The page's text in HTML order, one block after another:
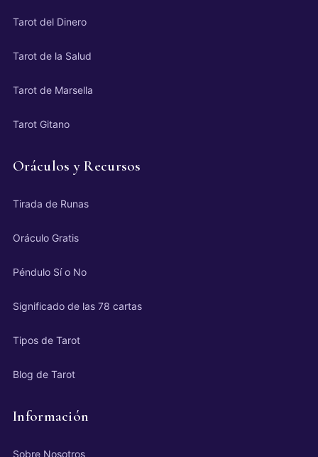
Tarot del Dinero
Tarot de la Salud
Tarot de Marsella
Tarot Gitano
Oráculos y Recursos
Tirada de Runas
Oráculo Gratis
Péndulo Sí o No
Significado de las 78 cartas
Tipos de Tarot
Blog de Tarot
Información
Sobre Nosotros